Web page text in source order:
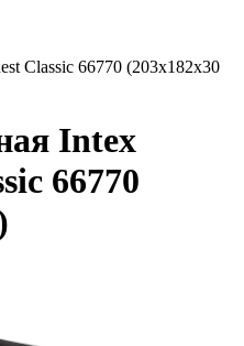
Classic 66770 (203x182x30
Intex
66770